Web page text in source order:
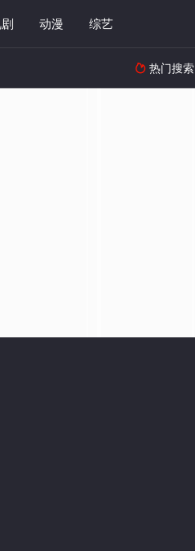
动漫 综艺
 热门搜索